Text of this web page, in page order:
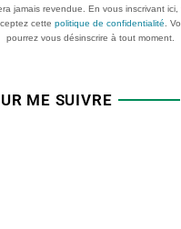
jamais revendue. En vous inscrivant ici,
cette politique de confidentialité .
pourrez vous désinscrire à tout moment.
ME SUIVRE